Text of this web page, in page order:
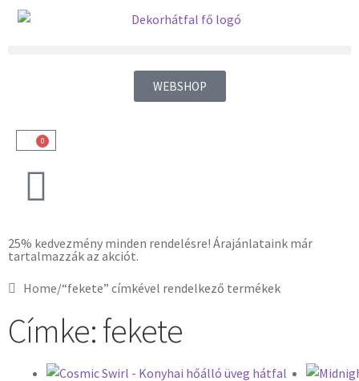
WEBSHOP
0
25% kedvezmény minden rendelésre! Árajánlataink már
tartalmazzák az akciót.
Home/“fekete” címkével rendelkező termékek
Címke: fekete